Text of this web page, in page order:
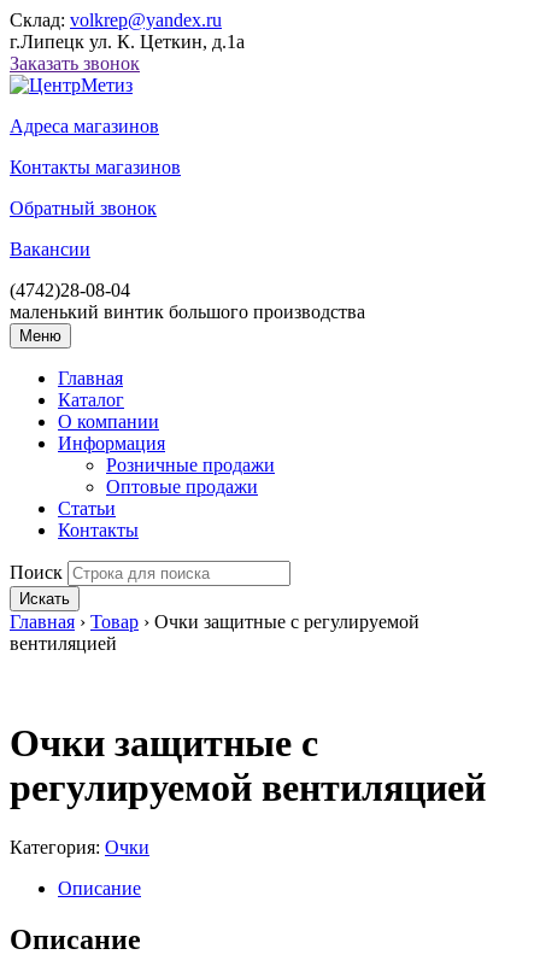
Склад: volkrep@yandex.ru
г.Липецк ул. К. Цеткин, д.1а
Заказать звонок
Адреса магазинов
Контакты магазинов
Обратный звонок
Вакансии
(4742)28-08-04
маленький винтик большого производства
Меню
Главная
Каталог
О компании
Информация
Розничные продажи
Оптовые продажи
Статьи
Контакты
Поиск
Искать
Главная › Товар › Очки защитные с регулируемой
вентиляцией
Очки защитные с
регулируемой вентиляцией
Категория: Очки
Описание
Описание